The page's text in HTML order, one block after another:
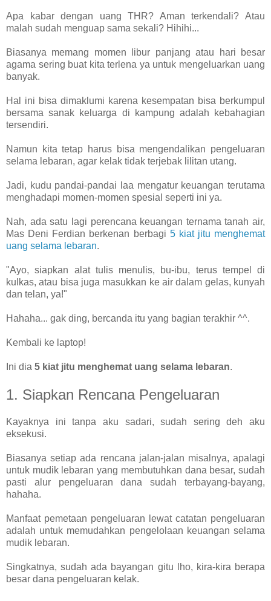
Apa kabar dengan uang THR? Aman terkendali? Atau
malah sudah menguap sama sekali? Hihihi...
Biasanya memang momen libur panjang atau hari besar
agama sering buat kita terlena ya untuk mengeluarkan uang
banyak.
Hal ini bisa dimaklumi karena kesempatan bisa berkumpul
bersama sanak keluarga di kampung adalah kebahagian
tersendiri.
Namun kita tetap harus bisa mengendalikan pengeluaran
selama lebaran, agar kelak tidak terjebak lilitan utang.
Jadi, kudu pandai-pandai laa mengatur keuangan terutama
menghadapi momen-momen spesial seperti ini ya.
Nah, ada satu lagi perencana keuangan ternama tanah air,
Mas Deni Ferdian berkenan berbagi 5 kiat jitu menghemat
uang selama lebaran.
"Ayo, siapkan alat tulis menulis, bu-ibu, terus tempel di
kulkas, atau bisa juga masukkan ke air dalam gelas, kunyah
dan telan, ya!"
Hahaha... gak ding, bercanda itu yang bagian terakhir ^^.
Kembali ke laptop!
Ini dia 5 kiat jitu menghemat uang selama lebaran.
1. Siapkan Rencana Pengeluaran
Kayaknya ini tanpa aku sadari, sudah sering deh aku
eksekusi.
Biasanya setiap ada rencana jalan-jalan misalnya, apalagi
untuk mudik lebaran yang membutuhkan dana besar, sudah
pasti alur pengeluaran dana sudah terbayang-bayang,
hahaha.
Manfaat pemetaan pengeluaran lewat catatan pengeluaran
adalah untuk memudahkan pengelolaan keuangan selama
mudik lebaran.
Singkatnya, sudah ada bayangan gitu lho, kira-kira berapa
besar dana pengeluaran kelak.